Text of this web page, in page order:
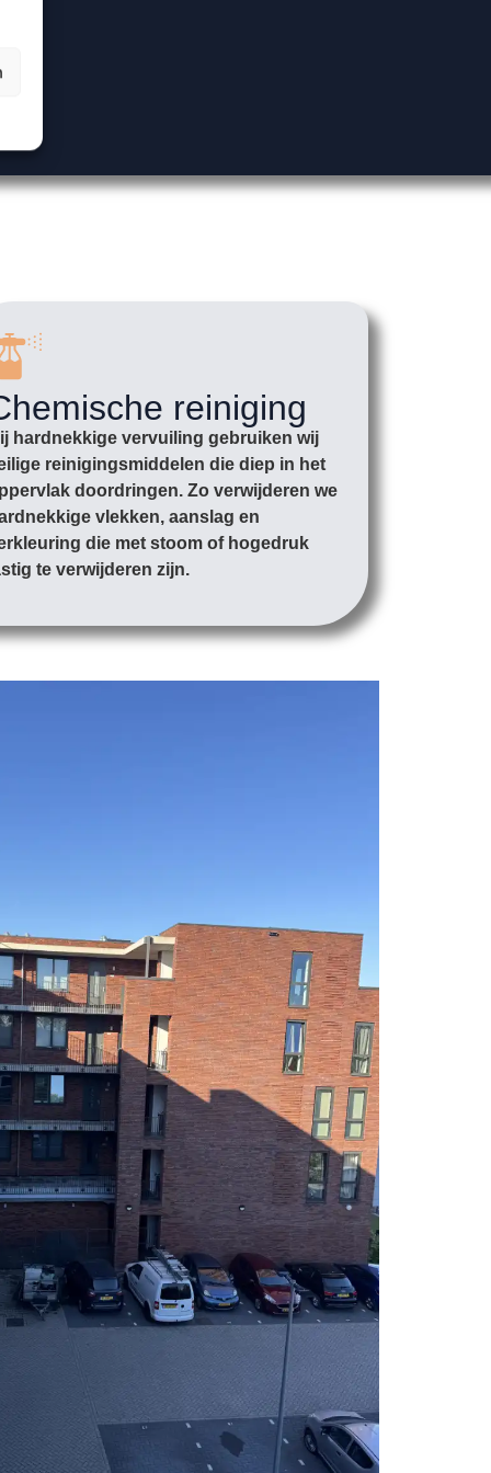
reiniging
hardnekkige vervuiling gebruiken wij
reinigingsmiddelen die diep in het
doordringen. Zo verwijderen we
vlekken, aanslag en
die met stoom of hogedruk
te verwijderen zijn.